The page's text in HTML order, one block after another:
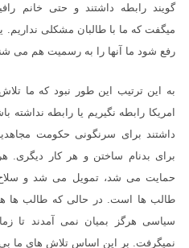
گویند رابطه داشتند و حتی خانم
میگفت که ما با طالبان مشکلی
رفع شود ما آنها را به رسمیت هم می
به این ترتیب این طور نبود که ما تلاش
امریکا رابطه نگیریم یا رابطه نداشته
داشتند برای سرنگونی حکومت
برای بدنام ساختن و هر کار
حمایت می شد، تمویل می شد و سلاح
طالب ها است. در حالی که طالب ها
سیاسی هرگز بمیان نمی آمدند تا
نمیگرفت. بر این اساس تلاش های ما بی